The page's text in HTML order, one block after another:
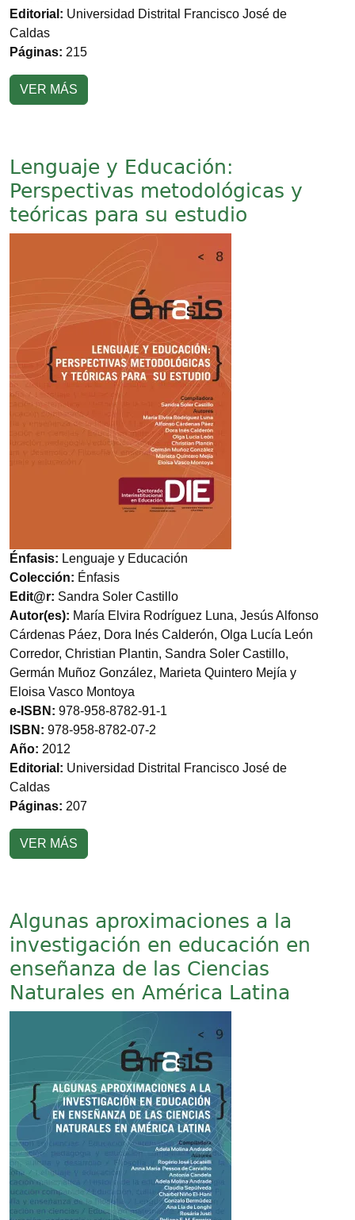
Editorial: Universidad Distrital Francisco José de
Caldas
Páginas: 215
VER MÁS
Lenguaje y Educación:
Perspectivas metodológicas y
teóricas para su estudio
Énfasis: Lenguaje y Educación
Colección: Énfasis
Edit@r: Sandra Soler Castillo
Autor(es): María Elvira Rodríguez Luna, Jesús Alfonso
Cárdenas Páez, Dora Inés Calderón, Olga Lucía León
Corredor, Christian Plantin, Sandra Soler Castillo,
Germán Muñoz González, Marieta Quintero Mejía y
Eloisa Vasco Montoya
e-ISBN: 978-958-8782-91-1
ISBN: 978-958-8782-07-2
Año: 2012
Editorial: Universidad Distrital Francisco José de
Caldas
Páginas: 207
VER MÁS
Algunas aproximaciones a la
investigación en educación en
enseñanza de las Ciencias
Naturales en América Latina